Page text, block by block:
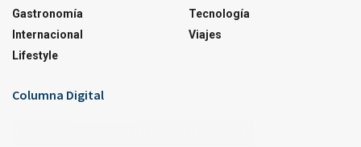
Gastronomía
Internacional
Lifestyle
Tecnología
Viajes
Columna Digital